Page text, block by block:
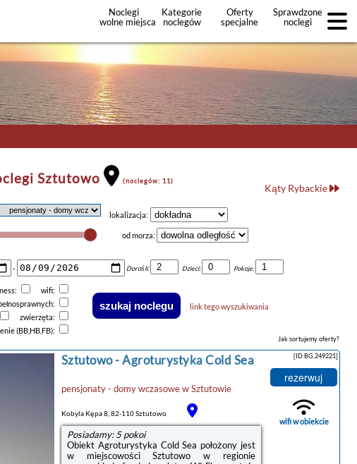
Noclegi
wolne miejsca
Kategorie
noclegów
Oferty
specjalne
Sprawdzone
noclegi
+Dodaj
Sztutowo (noclegów: 11)
Kąty Rybackie
lokalizacja:
od morza:
- Dorośli: Dzieci: Pokoje:
wifi:
zwierzęta:
(BB,HB,FB):
link tego wyszukiwania
Jak sortujemy oferty?
Sztutowo-Agroturystyka Cold Sea
pensjonaty - domy wczasowewSztutowie
Kobyla Kępa 8, 82-110 Sztutowo
Posiadamy: 5 pokoi
Obiekt Agroturystyka Cold Sea położony jest
w miejscowości Sztutowo w regionie
[ID BG.249221]
rezerwuj
wifi w obiekcie